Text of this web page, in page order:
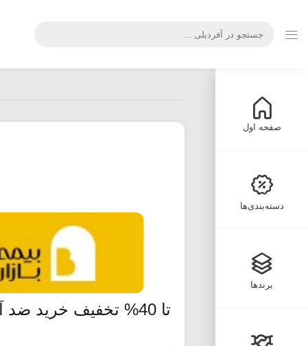
صفحه اول
دسته‌بندی‌ها
برندها
تا 40% تخفیف خرید ضد آفتاب برند ساین اسکین خانومی